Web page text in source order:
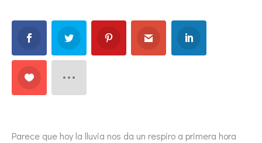
Parece que hoy la lluvia nos da un respiro a primera hora